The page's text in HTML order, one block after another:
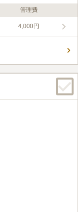
管理費
4,000円